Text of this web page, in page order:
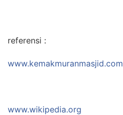
referensi :
www.kemakmuranmasjid.com
www.wikipedia.org